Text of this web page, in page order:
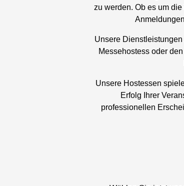
zu werden. Ob es um
Unsere
Messehostess oder
Unsere Hostessen
Erfolg Ihrer
professionellen